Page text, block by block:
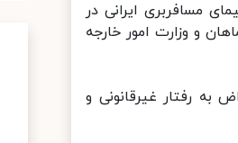
مسافربری ایرانی در
و وزارت امور خارجه
رفتار غیرقانونی و